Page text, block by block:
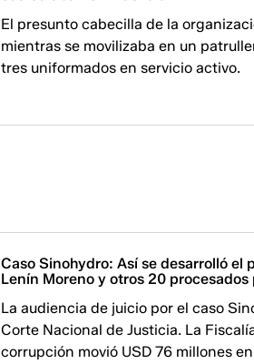
El presunto cabecilla de la
mientras se movilizaba en un
tres uniformados en servicio activo.
Caso Sinohydro: Así se desarrolló el
Lenín Moreno y otros 20 procesados
La audiencia de juicio por el caso
Corte Nacional de Justicia. La
corrupción movió USD 76 millones